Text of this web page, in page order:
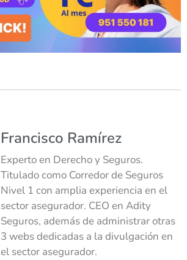
Francisco Ramírez
Experto en Derecho y Seguros.
Titulado como Corredor de Seguros
Nivel 1 con amplia experiencia en el
sector asegurador. CEO en Adity
Seguros, además de administrar otras
3 webs dedicadas a la divulgación en
el sector asegurador.